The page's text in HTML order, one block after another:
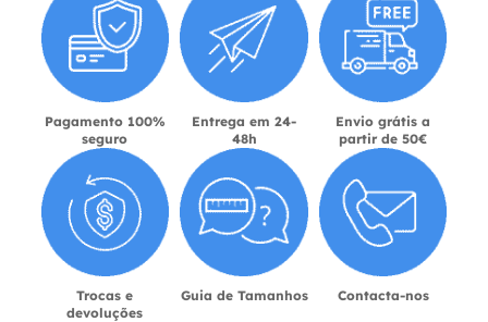
Pagamento 100%
seguro
Entrega em 24-
48h
Envio grátis a
partir de 50€
Trocas e
devoluções
Guia de Tamanhos Contacta-nos